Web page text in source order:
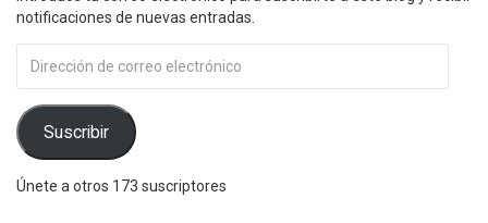
notificaciones de nuevas entradas.
de
electrónico
Suscribir
Únete a otros 173 suscriptores